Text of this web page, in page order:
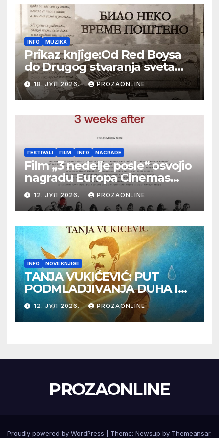
INFO MUZIKA
Prikaz knjige:Od Red Boysa
do Drugog stvaranja sveta
(bilo neko vreme pošteno)
(autor- Zlatomira Sremca,
Botoš 2022. godine,
samizdat)
18. ЈУЛ 2026. PROZAONLINE
FESTIVALI FILM INFO NAGRADE
Film „3 nedelje posle“ osvojio
nagradu Europa Cinemas
Label na Filmskom festivalu
u Karlovim Varima
12. ЈУЛ 2026. PROZAONLINE
INFO NOVE KNJIGE
TANJA VUKIĆEVIĆ: PUT
PODMLADJIVANJA DUHA I
TELA SA TESLOM
12. ЈУЛ 2026. PROZAONLINE
PROZAONLINE
Proudly powered by WordPress Theme: Newsup by Themeansar.